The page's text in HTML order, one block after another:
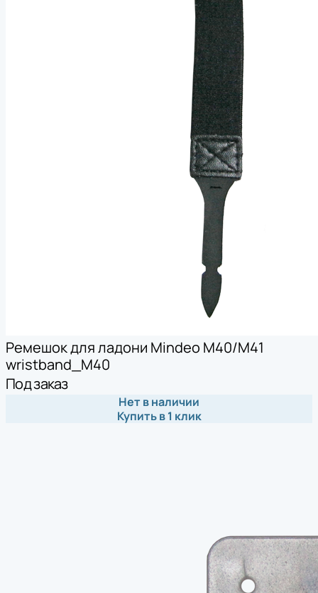
Ремешок для ладони Mindeo M40/M41
wristband_M40
Под заказ
Нет в наличии
Купить в 1 клик